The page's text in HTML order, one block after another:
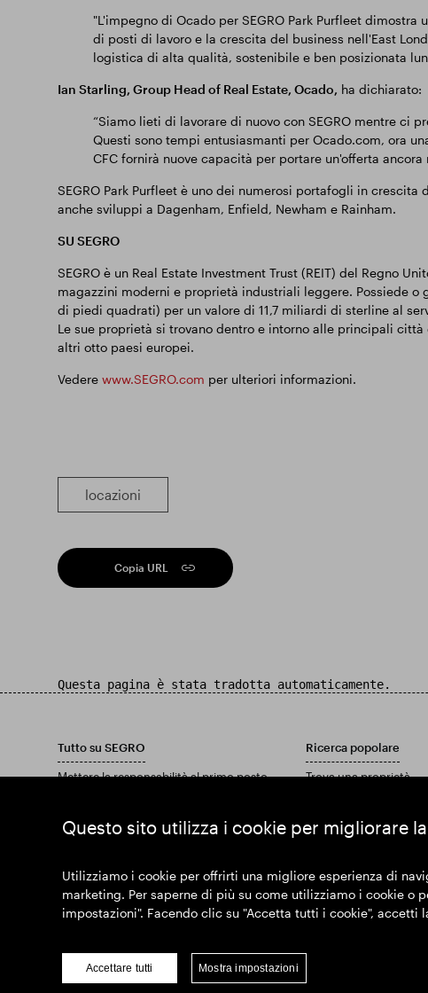
Questo sito utilizza i cookie per migliorare
Utilizziamo i cookie per offrirti una migliore esperienza di
marketing. Per saperne di più su come utilizziamo i cookie o
impostazioni". Facendo clic su "Accetta tutti i cookie", accetti
Accettare tutti Mostra impostazioni
"L'impegno di Ocado per SEGRO Park Purfleet
di posti di lavoro e la crescita del business nell'East
logistica di alta qualità, sostenibile e ben posizionata
Ian Starling, Group Head of Real Estate, Ocado, ha dichiarato:
“Siamo lieti di lavorare di nuovo con SEGRO mentre ci
Questi sono tempi entusiasmanti per Ocado.com, ora
CFC fornirà nuove capacità per portare un'offerta
SEGRO Park Purfleet è uno dei numerosi portafogli in
anche sviluppi a Dagenham, Enfield, Newham e Rainham.
SU SEGRO
SEGRO è un Real Estate Investment Trust (REIT) del Regno
magazzini moderni e proprietà industriali leggere. Possiede
di piedi quadrati) per un valore di 11,7 miliardi di sterline al
Le sue proprietà si trovano dentro e intorno alle principali
altri otto paesi europei.
Vedere www.SEGRO.com per ulteriori informazioni.
locazioni
Copia URL
Questa pagina è stata tradotta automaticamente.
Tutto su SEGRO
Mettere la responsabilità al primo posto
Approfondimenti
Ricerca popolare
Trova una proprietà
Scarica il nostro
© SEGRO 2022